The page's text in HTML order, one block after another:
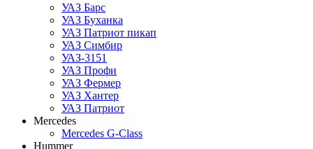
УАЗ Барс
УАЗ Буханка
УАЗ Патриот пикап
УАЗ Симбир
УАЗ-3151
УАЗ Профи
УАЗ Фермер
УАЗ Хантер
УАЗ Патриот
Mercedes
Mercedes G-Class
Hummer